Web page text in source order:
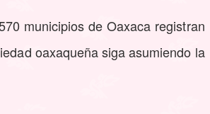
municipios de Oaxaca registran
oaxaqueña siga asumiendo la